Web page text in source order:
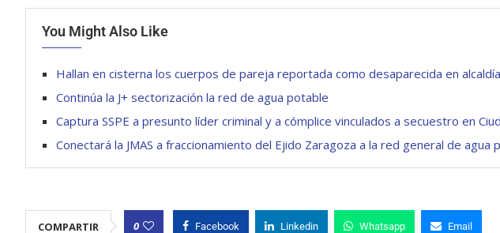
You Might Also Like
Hallan en cisterna los cuerpos de pareja reportada como desaparecida en
Continúa la J+ sectorización la red de agua potable
Captura SSPE a presunto líder criminal y a cómplice vinculados a secuestro en
Conectará la JMAS a fraccionamiento del Ejido Zaragoza a la red general de agua
COMPARTIR 0 Facebook Linkedin Whatsapp Email